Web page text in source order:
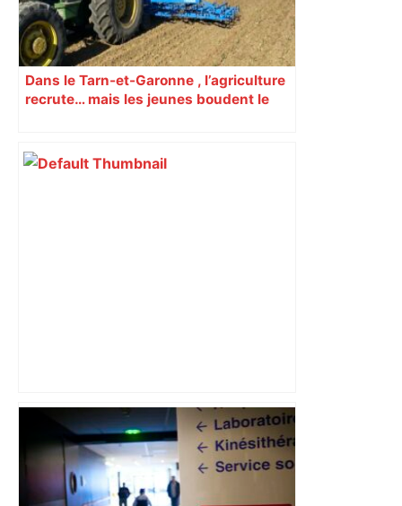
Dans le Tarn-et-Garonne , l’agriculture
recrute… mais les jeunes boudent le
Toulouse-Marseille : à quelle heure et
sur quelle chaîne TV voir le match de la
25e journée de Ligue 1 – Le Parisien